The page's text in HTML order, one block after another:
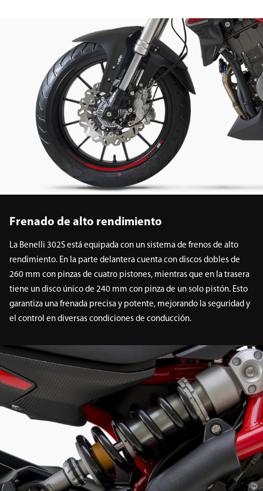
Frenado de alto rendimiento
La Benelli 302S está equipada con un sistema de frenos de alto
rendimiento. En la parte delantera cuenta con discos dobles de
260 mm con pinzas de cuatro pistones, mientras que en la trasera
tiene un disco único de 240 mm con pinza de un solo pistón. Esto
garantiza una frenada precisa y potente, mejorando la seguridad y
el control en diversas condiciones de conducción.